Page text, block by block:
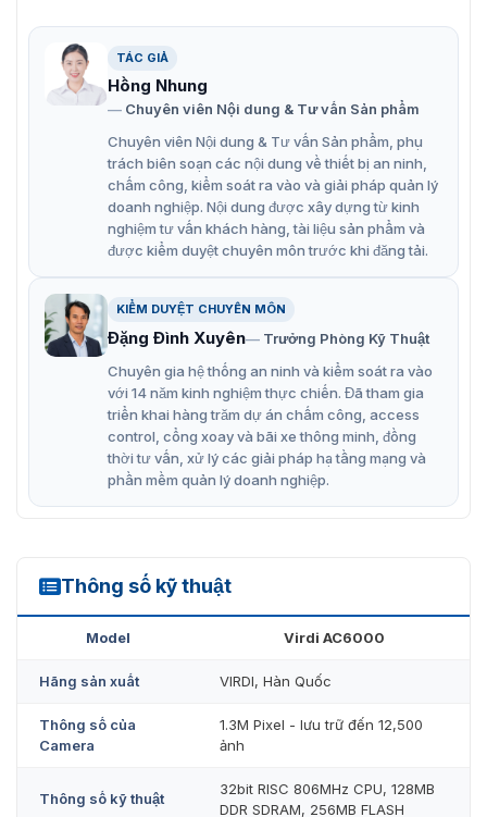
Giới thiệu máy chấm công kiểm soát cửa VIRDI AC-6000
Tính năng nổi bật của máy chấm công
Virdi AC-6000
Màn hình Color TFT LCD 4.8″ TouchScreen cảm ứng,
nắp trượt bảo vệ.
(Networking)
Tính năng Proximity bật sáng màn hình khi có người
đến gần.
Phần mềm kiểm soát + chấm công chuyên nghiệp hỗ
trợ Tiếng Anh và Tiếng Việt.
Hỗ trợ module Wifi (tùy chọn).
Kết nối mạng Ethernet 10/100MbTCP/IP tích hợp sẵn.
Lưu trữ tới 500.000 lượt chấm công khi Off-Line.
Kết nối Wiegand 26/34 Output cho hệ thống kiểm
soát ra vào.
Wiegand Input dùng cho tính năng Anti Pass Back.
Cho phép kết nối đầu đọc vân tay phụ SR-100FP qua
TÁC GIẢ
Hồng Nhung
Chuyên viên Nội dung & Tư vấn Sản phẩm
Chuyên viên Nội dung & Tư vấn Sản phẩm, phụ
trách biên soạn các nội dung về thiết bị an ninh,
chấm công, kiểm soát ra vào và giải pháp quản lý
doanh nghiệp. Nội dung được xây dựng từ kinh
nghiệm tư vấn khách hàng, tài liệu sản phẩm và
được kiểm duyệt chuyên môn trước khi đăng tải.
KIỂM DUYỆT CHUYÊN MÔN
Đặng Đình Xuyên
Trưởng Phòng Kỹ Thuật
Chuyên gia hệ thống an ninh và kiểm soát ra vào
với 14 năm kinh nghiệm thực chiến. Đã tham gia
triển khai hàng trăm dự án chấm công, access
control, cổng xoay và bãi xe thông minh, đồng
thời tư vấn, xử lý các giải pháp hạ tầng mạng và
phần mềm quản lý doanh nghiệp.
Thông số kỹ thuật
AC-6000
Model Virdi AC6000
Hãng sản xuất VIRDI, Hàn Quốc
Thông số của
Camera
1.3M Pixel - lưu trữ đến 12,500
ảnh
Thông số kỹ thuật
32bit RISC 806MHz CPU, 128MB
DDR SDRAM, 256MB FLASH